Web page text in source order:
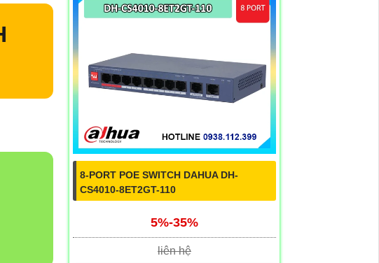
8-PORT POE SWITCH DAHUA DH-
CS4010-8ET2GT-110
5%-35%
liên hệ